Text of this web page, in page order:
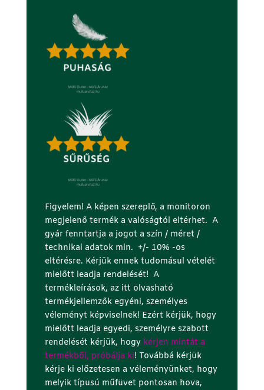
Figyelem! A képen szereplő, a monitoron
megjelenő termék a valóságtól eltérhet. A
gyár fenntartja a jogot a szín / méret /
technikai adatok min. +/- 10% -os
eltérésre. Kérjük ennek tudomásul vételét
mielőtt leadja rendelését! A
termékleírások, az itt olvasható
termékjellemzők egyéni, személyes
véleményt képviselnek! Ezért kérjük, hogy
mielőtt leadja egyedi, személyre szabott
rendelését kérjük, hogy kérjen mintát a
termékből, próbálja ki! Továbbá kérjük
kérje ki előzetesen a véleményünket, hogy
melyik típusú műfüvet pontosan hova,